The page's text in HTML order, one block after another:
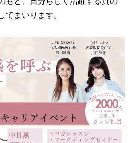
てまいります。